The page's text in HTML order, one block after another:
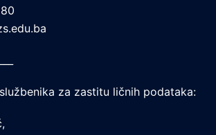
za zastitu ličnih podataka: